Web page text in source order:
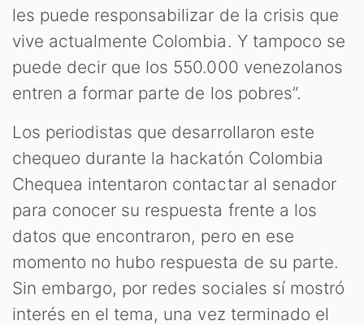
les puede responsabilizar de la crisis que
vive actualmente Colombia. Y tampoco se
puede decir que los 550.000 venezolanos
entren a formar parte de los pobres”.
Los periodistas que desarrollaron este
chequeo durante la hackatón Colombia
Chequea intentaron contactar al senador
para conocer su respuesta frente a los
datos que encontraron, pero en ese
momento no hubo respuesta de su parte.
Sin embargo, por redes sociales sí mostró
interés en el tema, una vez terminado el